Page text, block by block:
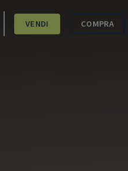
VENDI COMPRA